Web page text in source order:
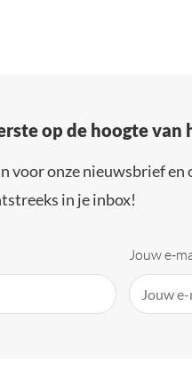
op de hoogte
voor onze nieuwsbrief
in je inbox!
Jouw e-